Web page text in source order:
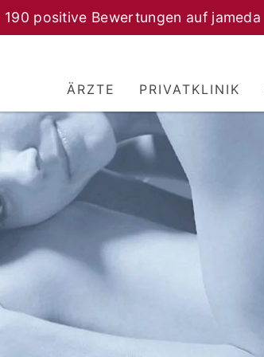
190 positive Bewertungen auf jameda
ÄRZTE PRIVATKLINIK